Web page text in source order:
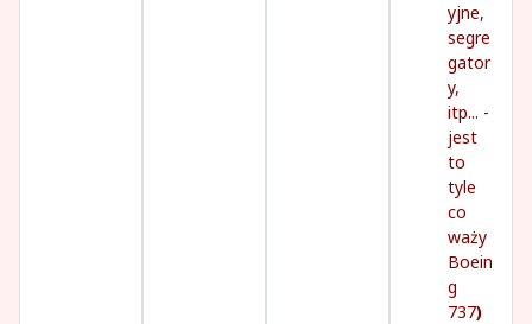
yjne,
segre
gator
y,
itp... -
jest
to
tyle
co
waży
Boein
g
737)